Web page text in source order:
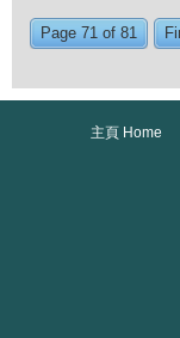
Page 71 of 81
主頁 Home